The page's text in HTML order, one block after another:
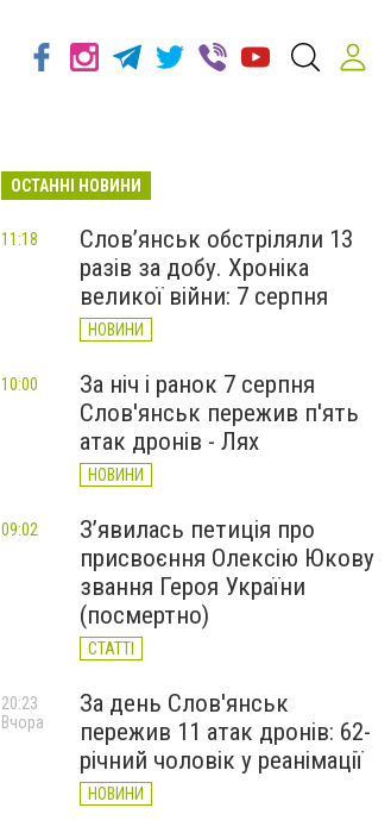
ОСТАННІ НОВИНИ
Слов’янськ обстріляли 13
разів за добу. Хроніка
великої війни: 7 серпня
НОВИНИ
11:18
За ніч і ранок 7 серпня
Слов'янськ пережив п'ять
атак дронів - Лях
НОВИНИ
10:00
З’явилась петиція про
присвоєння Олексію Юкову
звання Героя України
(посмертно)
СТАТТІ
09:02
За день Слов'янськ
пережив 11 атак дронів: 62-
річний чоловік у реанімації
НОВИНИ
20:23
Вчора